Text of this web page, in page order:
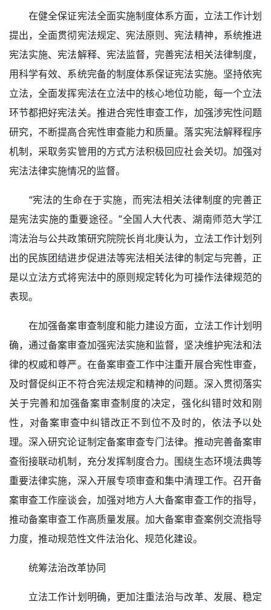
在健全保证宪法全面实施制度体系方面，立法工作计划
提出，全面贯彻宪法规定、宪法原则、宪法精神，系统推进
宪法实施、宪法解释、宪法监督，完善宪法相关法律制度，
用科学有效、系统完备的制度体系保证宪法实施。坚持依宪
立法，全面发挥宪法在立法中的核心地位功能，每一个立法
环节都把好宪法关。推进合宪性审查工作，加强涉宪性问题
研究，不断提高合宪性审查能力和质量。落实宪法解释程序
机制，采取务实管用的方式方法积极回应社会关切。加强对
宪法法律实施情况的监督。
“宪法的生命在于实施，而宪法相关法律制度的完善正
是宪法实施的重要途径。”全国人大代表、湖南师范大学江
湾法治与公共政策研究院院长肖北庚认为，立法工作计划列
出的民族团结进步促进法等宪法相关法律的制定与完善，正
是以立法方式将宪法中的原则规定转化为可操作法律规范的
表现。
在加强备案审查制度和能力建设方面，立法工作计划明
确，通过备案审查加强宪法实施和监督，坚决维护宪法和法
律的权威和尊严。在备案审查工作中注重开展合宪性审查，
及时督促纠正不符合宪法规定和精神的问题。深入贯彻落实
关于完善和加强备案审查制度的决定，强化纠错时效和刚
性，对备案审查中纠错改正不到位不及时的，依法予以处
理。深入研究论证制定备案审查专门法律。推动完善备案审
查衔接联动机制，充分发挥制度合力。围绕生态环境法典等
重要法律实施，深入开展专项审查和集中清理工作。召开备
案审查工作座谈会，加强对地方人大备案审查工作的指导，
推动备案审查工作高质量发展。加大备案审查案例交流指导
力度，推动规范性文件法治化、规范化建设。
统筹法治改革协同
立法工作计划明确，更加注重法治与改革、发展、稳定